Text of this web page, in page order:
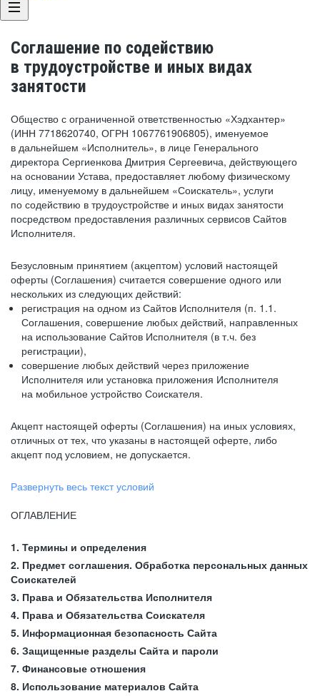
Соглашение по содействию
в трудоустройстве и иных видах
занятости
Общество с ограниченной ответственностью «Хэдхантер»
(ИНН 7718620740, ОГРН 1067761906805), именуемое
в дальнейшем «Исполнитель», в лице Генерального
директора Сергиенкова Дмитрия Сергеевича, действующего
на основании Устава, предоставляет любому физическому
лицу, именуемому в дальнейшем «Соискатель», услуги
по содействию в трудоустройстве и иных видах занятости
посредством предоставления различных сервисов Сайтов
Исполнителя.
Безусловным принятием (акцептом) условий настоящей
оферты (Соглашения) считается совершение одного или
нескольких из следующих действий:
регистрация на одном из Сайтов Исполнителя (п. 1.1.
Соглашения, совершение любых действий, направленных
на использование Сайтов Исполнителя (в т.ч. без
регистрации),
совершение любых действий через приложение
Исполнителя или установка приложения Исполнителя
на мобильное устройство Соискателя.
Акцепт настоящей оферты (Соглашения) на иных условиях,
отличных от тех, что указаны в настоящей оферте, либо
акцепт под условием, не допускается.
Развернуть весь текст условий
ОГЛАВЛЕНИЕ
1. Термины и определения
2. Предмет соглашения. Обработка персональных данных
Соискателей
3. Права и Обязательства Исполнителя
4. Права и Обязательства Соискателя
5. Информационная безопасность Сайта
6. Защищенные разделы Сайта и пароли
7. Финансовые отношения
8. Использование материалов Сайта